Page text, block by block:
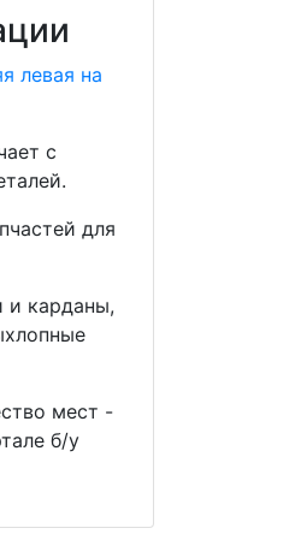
левая на
с
для
и карданы,
мест -
б/у